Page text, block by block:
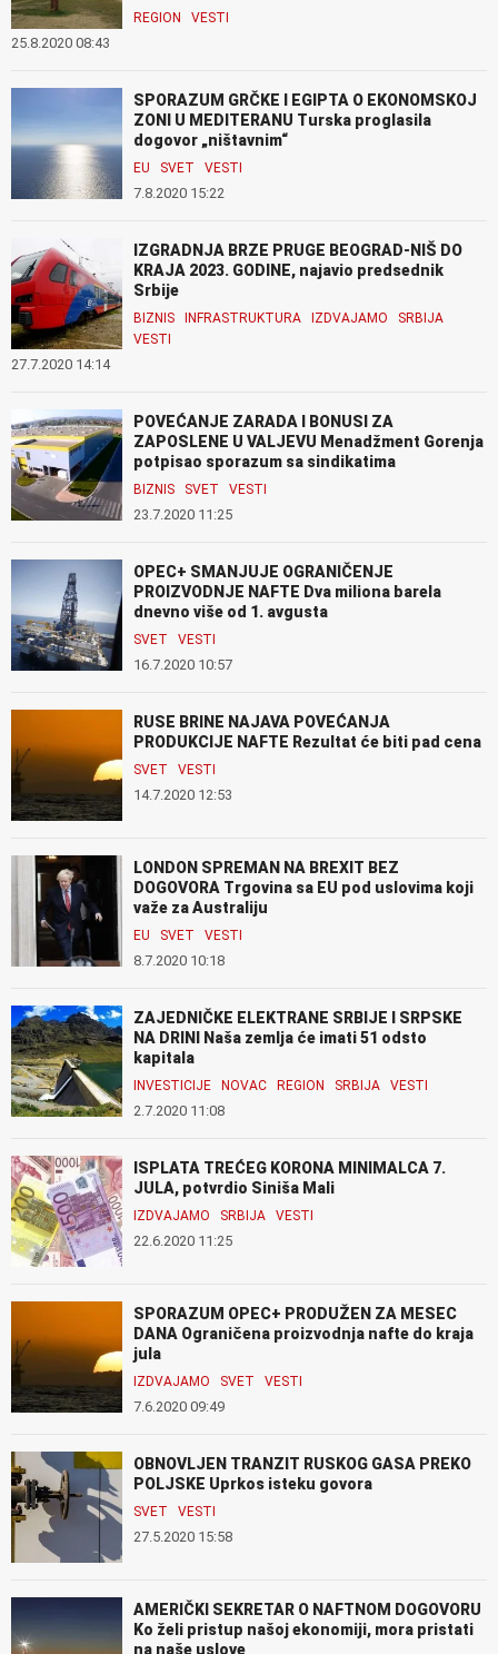
REGION VESTI
25.8.2020 08:43
SPORAZUM GRČKE I EGIPTA O EKONOMSKOJ
ZONI U MEDITERANU Turska proglasila
dogovor „ništavnim“
EU SVET VESTI
7.8.2020 15:22
IZGRADNJA BRZE PRUGE BEOGRAD-NIŠ DO
KRAJA 2023. GODINE, najavio predsednik
Srbije
BIZNIS INFRASTRUKTURA IZDVAJAMO
SRBIJA
VESTI
27.7.2020 14:14
POVEĆANJE ZARADA I BONUSI ZA
ZAPOSLENE U VALJEVU Menadžment Gorenja
potpisao sporazum sa sindikatima
BIZNIS SVET VESTI
23.7.2020 11:25
OPEC+ SMANJUJE OGRANIČENJE
PROIZVODNJE NAFTE Dva miliona barela
dnevno više od 1. avgusta
SVET VESTI
16.7.2020 10:57
RUSE BRINE NAJAVA POVEĆANJA
PRODUKCIJE NAFTE Rezultat će biti pad cena
SVET VESTI
14.7.2020 12:53
LONDON SPREMAN NA BREXIT BEZ
DOGOVORA Trgovina sa EU pod uslovima koji
važe za Australiju
EU SVET VESTI
8.7.2020 10:18
ZAJEDNIČKE ELEKTRANE SRBIJE I SRPSKE
NA DRINI Naša zemlja će imati 51 odsto
kapitala
INVESTICIJE NOVAC REGION SRBIJA VESTI
2.7.2020 11:08
ISPLATA TREĆEG KORONA MINIMALCA 7.
JULA, potvrdio Siniša Mali
IZDVAJAMO SRBIJA VESTI
22.6.2020 11:25
SPORAZUM OPEC+ PRODUŽEN ZA MESEC
DANA Ograničena proizvodnja nafte do kraja
jula
IZDVAJAMO SVET VESTI
7.6.2020 09:49
OBNOVLJEN TRANZIT RUSKOG GASA PREKO
POLJSKE Uprkos isteku govora
SVET VESTI
27.5.2020 15:58
AMERIČKI SEKRETAR O NAFTNOM DOGOVORU
Ko želi pristup našoj ekonomiji, mora pristati
na naše uslove